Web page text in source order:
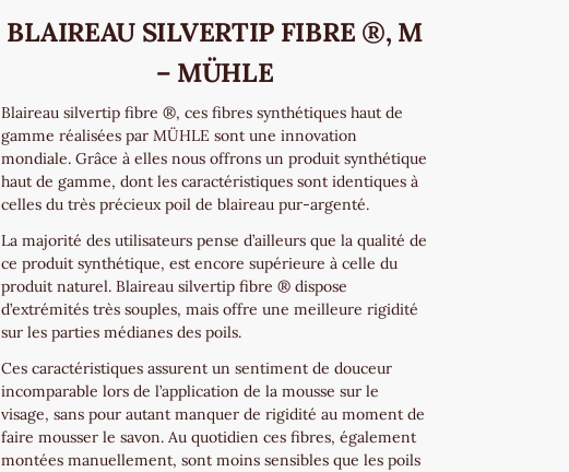
BLAIREAU SILVERTIP FIBRE ®, M
– MÜHLE
Blaireau silvertip fibre ®, ces fibres synthétiques haut de
gamme réalisées par MÜHLE sont une innovation
mondiale. Grâce à elles nous offrons un produit synthétique
haut de gamme, dont les caractéristiques sont identiques à
celles du très précieux poil de blaireau pur-argenté.
La majorité des utilisateurs pense d’ailleurs que la qualité de
ce produit synthétique, est encore supérieure à celle du
produit naturel. Blaireau silvertip fibre ® dispose
d’extrémités très souples, mais offre une meilleure rigidité
sur les parties médianes des poils.
Ces caractéristiques assurent un sentiment de douceur
incomparable lors de l’application de la mousse sur le
visage, sans pour autant manquer de rigidité au moment de
faire mousser le savon. Au quotidien ces fibres, également
montées manuellement, sont moins sensibles que les poils